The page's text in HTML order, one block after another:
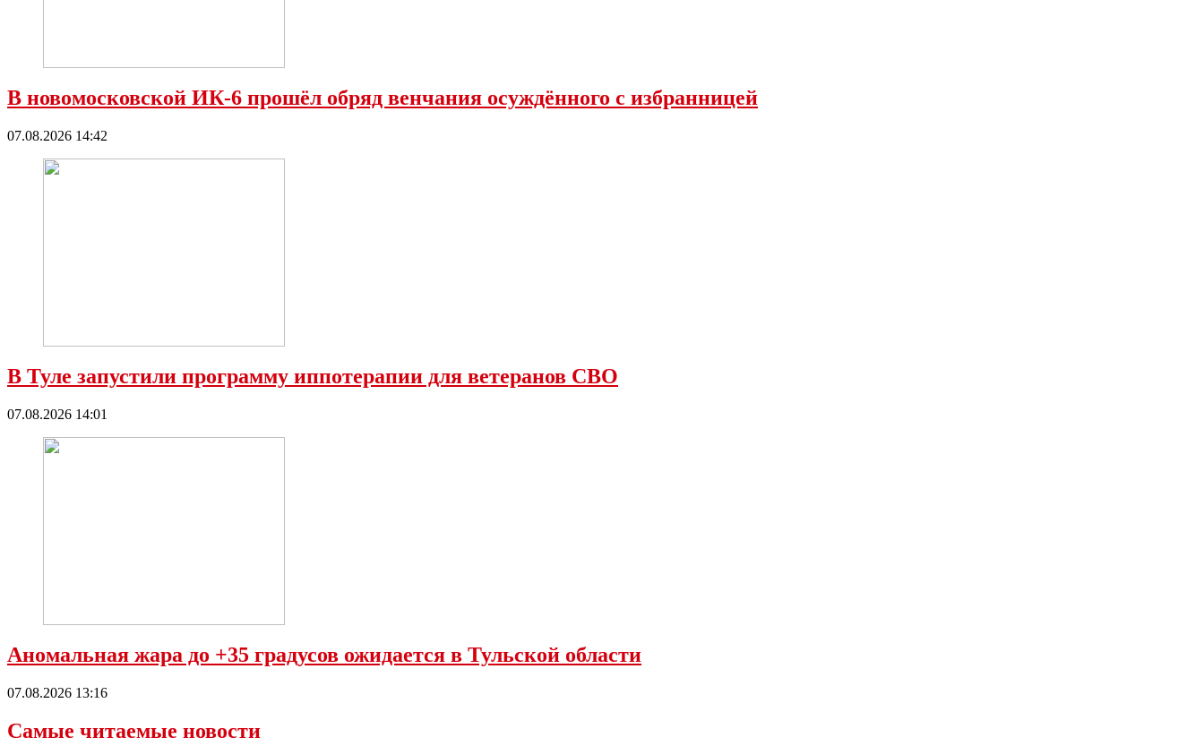
В новомосковской ИК-6 прошёл обряд венчания осуждённого с избранницей
07.08.2026 14:42
В Туле запустили программу иппотерапии для ветеранов СВО
07.08.2026 14:01
Аномальная жара до +35 градусов ожидается в Тульской области
07.08.2026 13:16
Самые читаемые новости